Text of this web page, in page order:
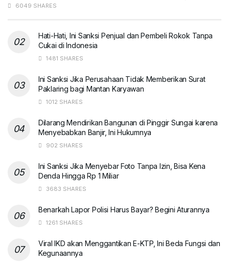
6049 SHARES
Hati-Hati, Ini Sanksi Penjual dan Pembeli Rokok Tanpa
Cukai di Indonesia
1481 SHARES
Ini Sanksi Jika Perusahaan Tidak Memberikan Surat
Paklaring bagi Mantan Karyawan
1012 SHARES
Dilarang Mendirikan Bangunan di Pinggir Sungai karena
Menyebabkan Banjir, Ini Hukumnya
902 SHARES
Ini Sanksi Jika Menyebar Foto Tanpa Izin, Bisa Kena
Denda Hingga Rp 1 Miliar
3683 SHARES
Benarkah Lapor Polisi Harus Bayar? Begini Aturannya
1261 SHARES
Viral IKD akan Menggantikan E-KTP, Ini Beda Fungsi dan
Kegunaannya